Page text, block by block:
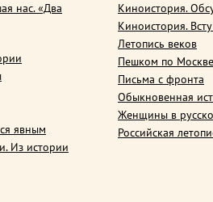
нас. «Два
явным
Из истории
Киноистория.
Киноистория.
Летопись веков
Пешком по Москве
Письма с фронта
Обыкновенная
Женщины в
Российская